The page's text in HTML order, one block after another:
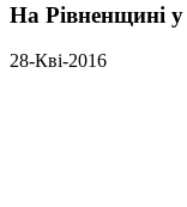
На Рівненщині у
28-Кві-2016